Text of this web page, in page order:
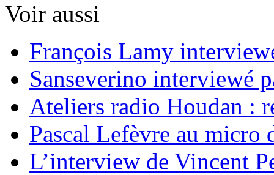
Voir aussi
François Lamy
Sanseverino interviewé
Ateliers radio Houdan :
Pascal Lefèvre au micro
L’interview de Vincent